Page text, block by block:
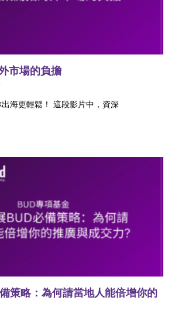
市場的負擔
海更輕鬆！ 這段影片中，資深
策略：為何請當地人能倍增你的